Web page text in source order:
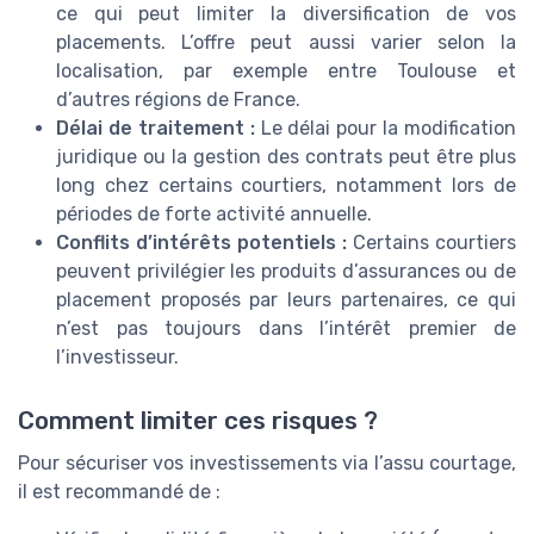
ce qui peut limiter la diversification de vos
placements. L’offre peut aussi varier selon la
localisation, par exemple entre Toulouse et
d’autres régions de France.
Délai de traitement :Le délai pour la modification
juridique ou la gestion des contrats peut être plus
long chez certains courtiers, notamment lors de
périodes de forte activité annuelle.
Conflits d’intérêts potentiels : Certains courtiers
peuvent privilégier les produits d’assurances ou de
placement proposés par leurs partenaires, ce qui
n’est pas toujours dans l’intérêt premier de
l’investisseur.
Comment limiter ces risques ?
Pour sécuriser vos investissements via l’assu courtage,
il est recommandé de :